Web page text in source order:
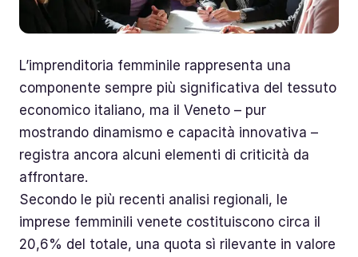
L’imprenditoria femminile rappresenta una
componente sempre più significativa del tessuto
economico italiano, ma il Veneto – pur
mostrando dinamismo e capacità innovativa –
registra ancora alcuni elementi di criticità da
affrontare.
Secondo le più recenti analisi regionali, le
imprese femminili venete costituiscono circa il
20,6% del totale, una quota sì rilevante in valore